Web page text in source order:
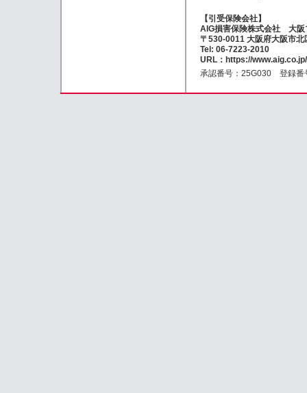
【引受保険会社】
AIG損害保険株式会社 大阪
〒530-0011 大阪府大阪市
Tel: 06-7223-2010
URL：https://
承認番号：25G030 登録番